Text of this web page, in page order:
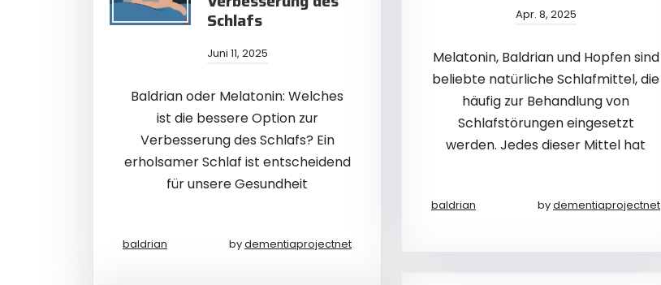
Schlafs
Juni 11, 2025
Baldrian oder Melatonin: Welches
ist die bessere Option zur
Verbesserung des Schlafs? Ein
erholsamer Schlaf ist entscheidend
für unsere Gesundheit
baldrian bydementiaprojectnet
Apr. 8, 2025
Melatonin, Baldrian und Hopfen sind
beliebte natürliche Schlafmittel, die
häufig zur Behandlung von
Schlafstörungen eingesetzt
werden. Jedes dieser Mittel hat
baldrian bydementiaprojectnet